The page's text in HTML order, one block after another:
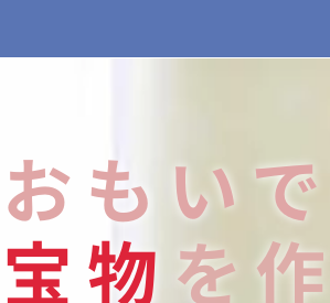
おもい
宝物 を